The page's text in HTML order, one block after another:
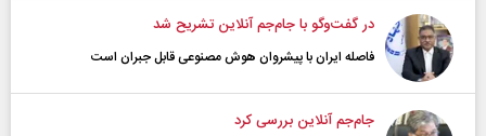
در گفت‌و‌گو با جام‌جم آنلاین تشریح شد
فاصله ایران با پیشرو‌ان هوش مصنوعی قابل جبران است
جام‌جم آنلاین بررسی کرد